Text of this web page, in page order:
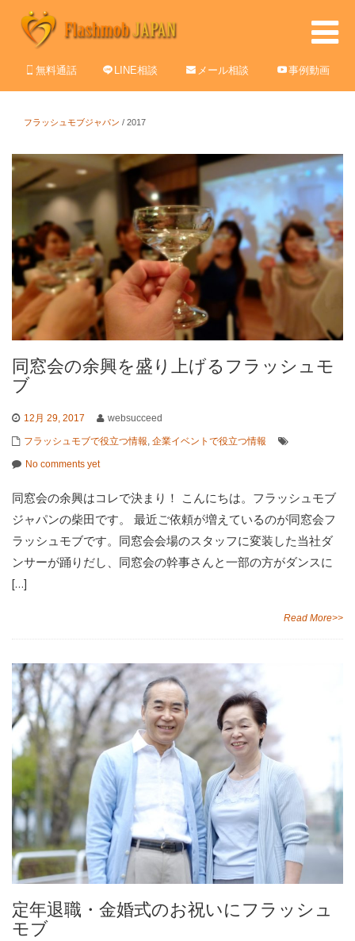
無料通話 LINE相談 メール相談 事例動画
フラッシュモブジャパン / 2017
同窓会の余興を盛り上げるフラッシュモ
ブ
12月 29, 2017 websucceed
フラッシュモブで役立つ情報 企業イベントで役立つ情報
No comments yet
同窓会の余興はコレで決まり！ こんにちは。フラッシュモブ
ジャパンの柴田です。 最近ご依頼が増えているのが同窓会フ
ラッシュモブです。同窓会会場のスタッフに変装した当社ダ
ンサーが踊りだし、同窓会の幹事さんと一部の方がダンスに
[…]
Read More>>
定年退職・金婚式のお祝いにフラッシュ
モブ